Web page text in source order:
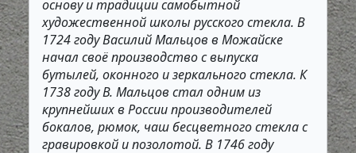
основу и традиции самобытной
художественной школы русского стекла. В
1724 году Василий Мальцов в Можайске
начал своё производство с выпуска
бутылей, оконного и зеркального стекла. К
1738 году В. Мальцов стал одним из
крупнейших в России производителей
бокалов, рюмок, чаш бесцветного стекла с
гравировкой и позолотой. В 1746 году